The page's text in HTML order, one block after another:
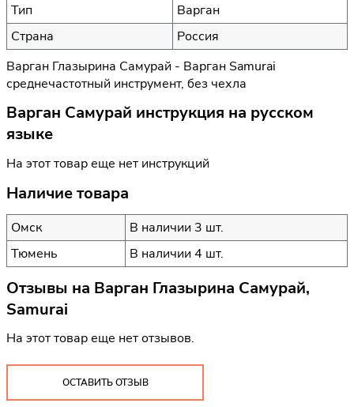
Тип
Варган
Страна
Россия
Варган Глазырина Самурай - Варган Samurai
среднечастотный инструмент, без чехла
Варган Самурай инструкция на русском
языке
На этот товар еще нет инструкций
Наличие товара
Омск
В наличии 3 шт.
Тюмень
В наличии 4 шт.
Отзывы на Варган Глазырина Самурай,
Samurai
На этот товар еще нет отзывов.
ОСТАВИТЬ ОТЗЫВ